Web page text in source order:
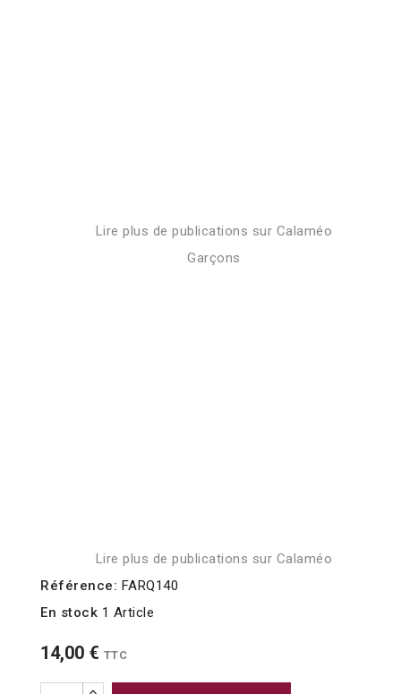
Lire plus de publications sur Calaméo
Garçons
Lire plus de publications sur Calaméo
Référence: FARQ140
En stock 1 Article
14,00 € TTC